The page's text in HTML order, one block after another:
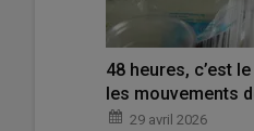
48 heures, c’est
les mouvements
29 avril 2026